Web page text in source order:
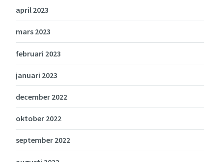
april 2023
mars 2023
februari 2023
januari 2023
december 2022
oktober 2022
september 2022